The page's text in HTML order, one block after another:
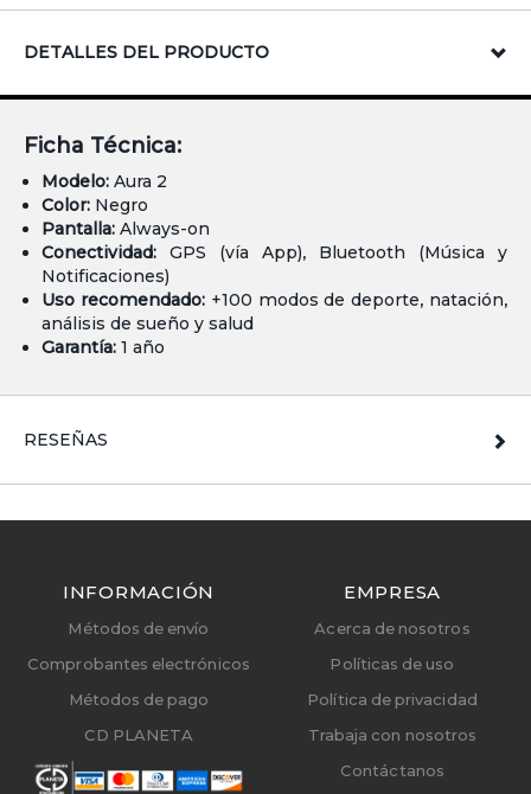
DETALLES DEL PRODUCTO
Ficha Técnica:
Modelo: Aura 2
Color: Negro
Pantalla: Always-on
Conectividad: GPS (vía App), Bluetooth (Música y
Notificaciones)
Uso recomendado:+100 modos de deporte, natación,
análisis de sueño y salud
Garantía: 1 año
RESEÑAS
INFORMACIÓN
Métodos de envío
Comprobantes electrónicos
Métodos de pago
CD PLANETA
EMPRESA
Acerca de nosotros
Políticas de uso
Política de privacidad
Trabaja con nosotros
Contáctanos